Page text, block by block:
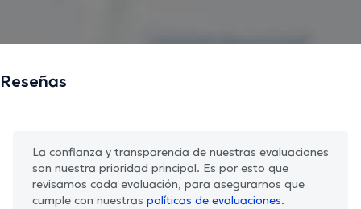
Reseñas
La confianza y transparencia de nuestras evaluaciones
son nuestra prioridad principal. Es por esto que
revisamos cada evaluación, para asegurarnos que
cumple con nuestras políticas de evaluaciones.